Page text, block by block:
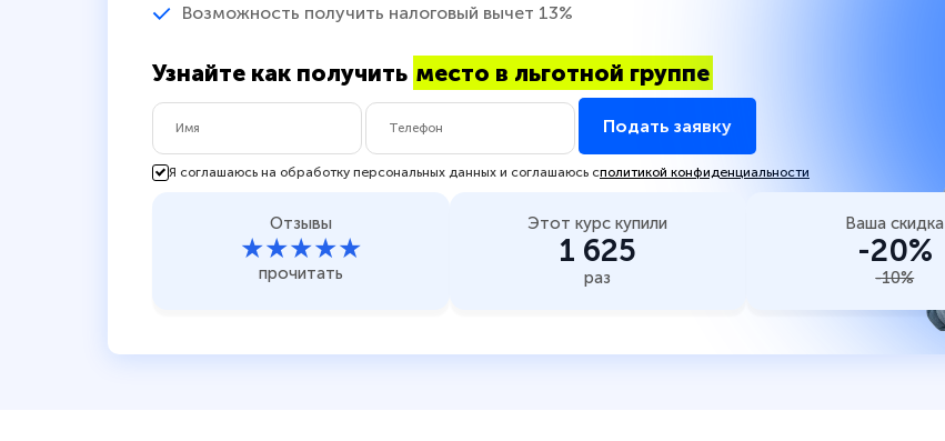
Возможность получить налоговый вычет 13%
Узнайте как получить место в льготной группе
Подать заявку
Я соглашаюсь на обработку персональных данных и соглашаюсь сполитикой конфиденциальности
Отзывы
★★★★★
прочитать
Этот курс купили
1 625
раз
Ваша скидка
-20%
-10%